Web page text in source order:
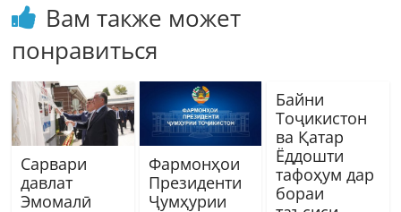
Вам также может
понравиться
Сарвари
давлат
Эмомалӣ
Фармонҳои
Президенти
Ҷумҳурии
Байни
Тоҷикистон
ва Қатар
Ёддошти
тафоҳум дар
бораи